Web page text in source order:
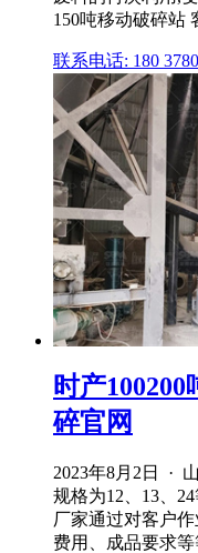
150吨移动破碎站
联系电话: 180
时产
碎官网
2023年8月2日 ·
规格为12、13、
厂家通过对客户
费用、成品要求等